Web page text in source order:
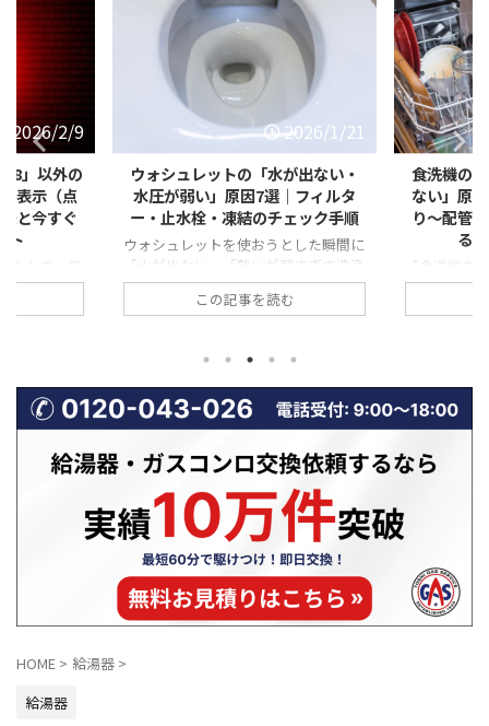
2026/1/21
出ない・
フィルタ
ック手順
た瞬間に
でも焦って
常に多いの
水栓の開
詰まりな
決できる原
この記事
2026/1/21
食洗機の「排水エラー・水が抜け
ない」原因とは？フィルター詰ま
り〜配管トラブルまで自分ででき
る対処法を徹底解説
「食洗機を回したのに、なぜか途中で
止まったまま…」 「運転が終わっても
庫内に水が溜まっている」 「排水エラ
に多く、修理相談の中でも上位を占め
ます。 排水できない状態が続くと、洗
浄不良だけでなく、悪臭・水漏れ・本
体故障につながる恐れもあります。
一方で、原因の多くは「詰まり」など
の比較的単純なトラブルであり、正し
い手順を踏めば自分で解決できるケー
スも少なくありません。 この記事で
は、食洗機の排水エラーや水が抜けな
い原因を一つずつ具体的に解説 ...
この記事を読む
【冬に急
「弱い・
は？不完
寒い季節に
が弱い気が
不完全燃焼
あることも
場は、換気
って、ガス
やすい時期
に相 ...
HOME > 給湯器 >
給湯器